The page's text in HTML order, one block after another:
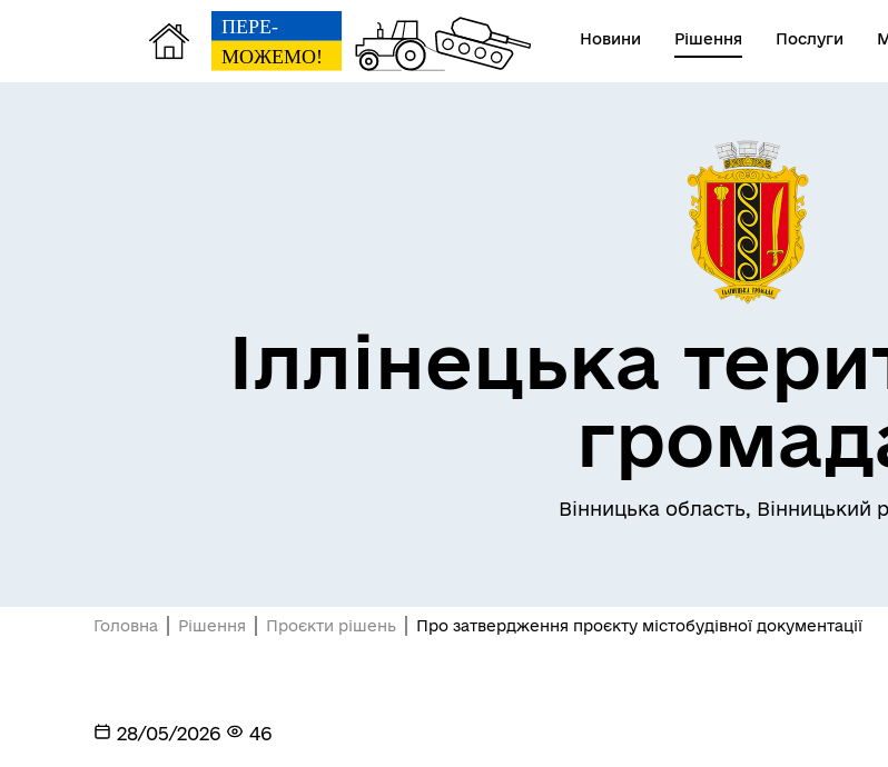
Новини Рішення Послуги
Іллінецька
Вінницька область, Вінницький
Головна Рішення Проєкти рішень Про затвердження проєкту містобудівної документації
28/05/2026 46